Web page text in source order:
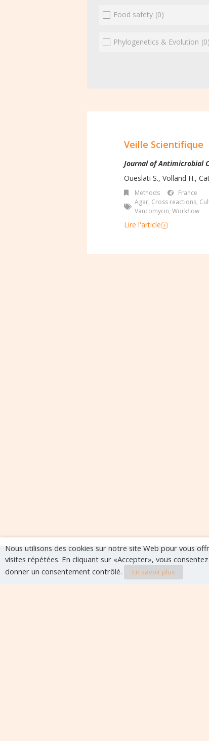
Food safety (0)
Phylogenetics & Evolution (0)
Veille Scientifique
Journal of Antimicrobial
Oueslati S., Volland H.,
Methods
France
Agar, Cross reactions,
Vancomycin, Workflow
Lire l'article
Nous utilisons des cookies sur notre site Web pour vous
visites répétées. En cliquant sur «Accepter», vous
donner un consentement contrôlé.
En savoir plus